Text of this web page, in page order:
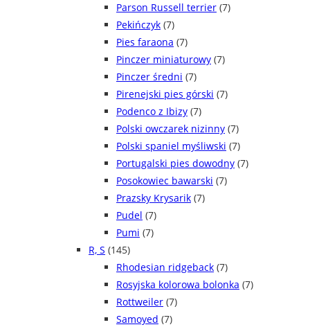
Parson Russell terrier (7)
Pekińczyk (7)
Pies faraona (7)
Pinczer miniaturowy (7)
Pinczer średni (7)
Pirenejski pies górski (7)
Podenco z Ibizy (7)
Polski owczarek nizinny (7)
Polski spaniel myśliwski (7)
Portugalski pies dowodny (7)
Posokowiec bawarski (7)
Prazsky Krysarik (7)
Pudel (7)
Pumi (7)
R, S (145)
Rhodesian ridgeback (7)
Rosyjska kolorowa bolonka (7)
Rottweiler (7)
Samoyed (7)